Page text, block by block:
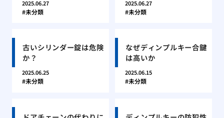
2025.06.27
未分類
2025.06.27
未分類
古いシリンダー錠は危険
か？
2025.06.25
未分類
なぜディンプルキー合鍵
は高いか
2025.06.15
未分類